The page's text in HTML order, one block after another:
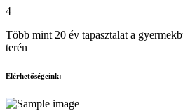
4
Több mint 20 év tapasztalat a
terén
Elérhetőségeink: